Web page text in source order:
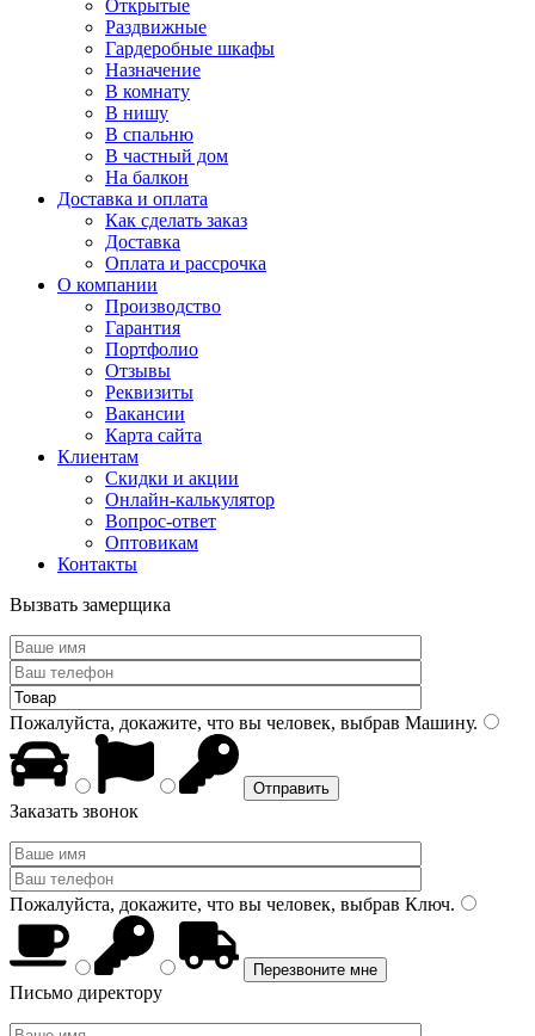
Открытые
Раздвижные
Гардеробные шкафы
Назначение
В комнату
В нишу
В спальню
В частный дом
На балкон
Доставка и оплата
Как сделать заказ
Доставка
Оплата и рассрочка
О компании
Производство
Гарантия
Портфолио
Отзывы
Реквизиты
Вакансии
Карта сайта
Клиентам
Скидки и акции
Онлайн-калькулятор
Вопрос-ответ
Оптовикам
Контакты
Вызвать замерщика
Пожалуйста, докажите, что вы человек, выбрав Машину.
Заказать звонок
Пожалуйста, докажите, что вы человек, выбрав Ключ.
Письмо директору